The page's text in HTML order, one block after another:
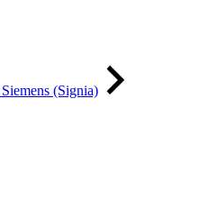
(Signia)